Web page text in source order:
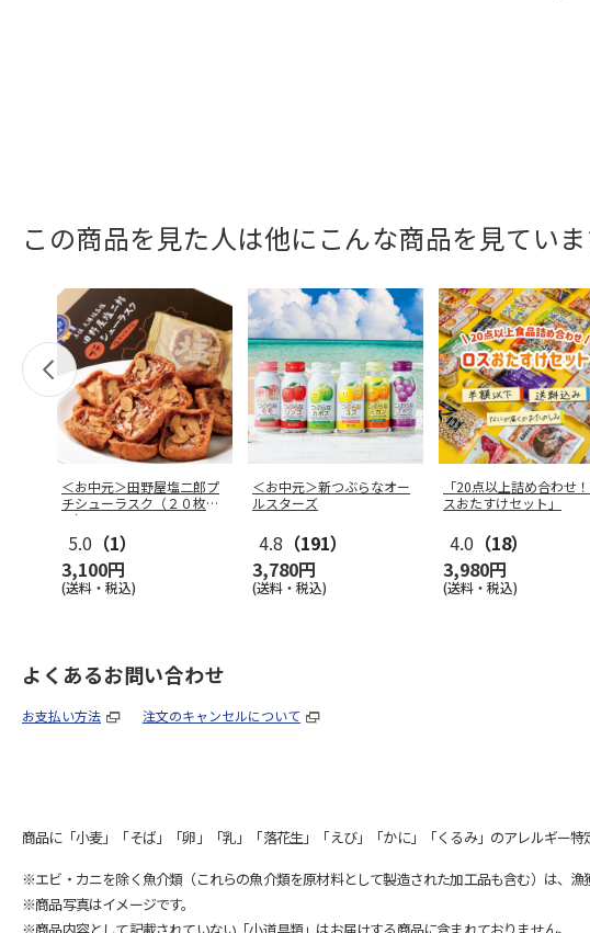
この商品を見た人は他にこんな商品を見ていま
＜お中元＞田野屋塩二郎プ
チシューラスク（２０枚
入）
5.0 （1）
3,100円
(送料・税込)
＜お中元＞新つぶらなオー
ルスターズ
4.8 （191）
3,780円
(送料・税込)
「20点以上詰め合わせ
スおたすけセット」
4.0 （18）
3,980円
(送料・税込)
よくあるお問い合わせ
お支払い方法 注文のキャンセルについて
商品に「小麦」「そば」「卵」「乳」「落花生」「えび」「かに」「くるみ」のアレルギー特
※エビ・カニを除く魚介類（これらの魚介類を原材料として製造された加工品も含む）は、
※商品写真はイメージです。